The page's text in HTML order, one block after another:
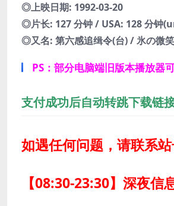
◎上映日期: 1992-03-20
◎片长: 127 分钟 / USA: 128 分钟
◎又名: 第六感追缉令(台) / 氷の微笑
PS：部分电脑端旧版本播放器
支付成功后自动转跳下载链
如遇任何问题，请联系
【08:30-23:30】深夜信